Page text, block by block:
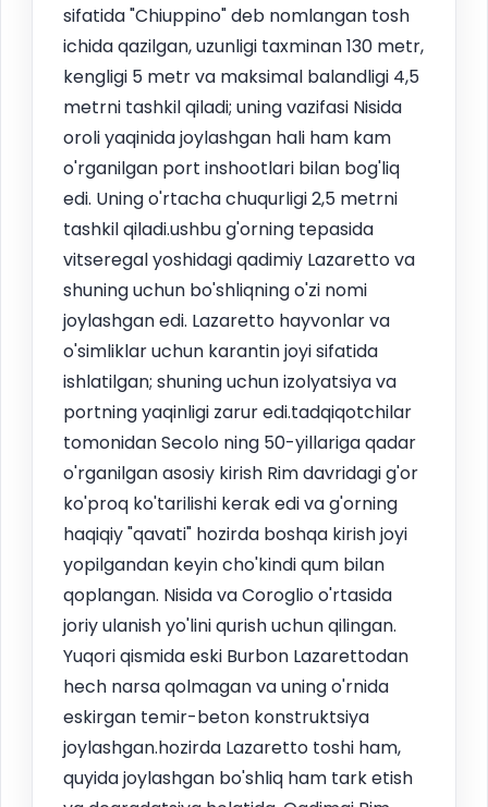
sifatida "Chiuppino" deb nomlangan tosh
ichida qazilgan, uzunligi taxminan 130 metr,
kengligi 5 metr va maksimal balandligi 4,5
metrni tashkil qiladi; uning vazifasi Nisida
oroli yaqinida joylashgan hali ham kam
o'rganilgan port inshootlari bilan bog'liq
edi. Uning o'rtacha chuqurligi 2,5 metrni
tashkil qiladi.ushbu g'orning tepasida
vitseregal yoshidagi qadimiy Lazaretto va
shuning uchun bo'shliqning o'zi nomi
joylashgan edi. Lazaretto hayvonlar va
o'simliklar uchun karantin joyi sifatida
ishlatilgan; shuning uchun izolyatsiya va
portning yaqinligi zarur edi.tadqiqotchilar
tomonidan Secolo ning 50-yillariga qadar
o'rganilgan asosiy kirish Rim davridagi g'or
ko'proq ko'tarilishi kerak edi va g'orning
haqiqiy "qavati" hozirda boshqa kirish joyi
yopilgandan keyin cho'kindi qum bilan
qoplangan. Nisida va Coroglio o'rtasida
joriy ulanish yo'lini qurish uchun qilingan.
Yuqori qismida eski Burbon Lazarettodan
hech narsa qolmagan va uning o'rnida
eskirgan temir-beton konstruktsiya
joylashgan.hozirda Lazaretto toshi ham,
quyida joylashgan bo'shliq ham tark etish